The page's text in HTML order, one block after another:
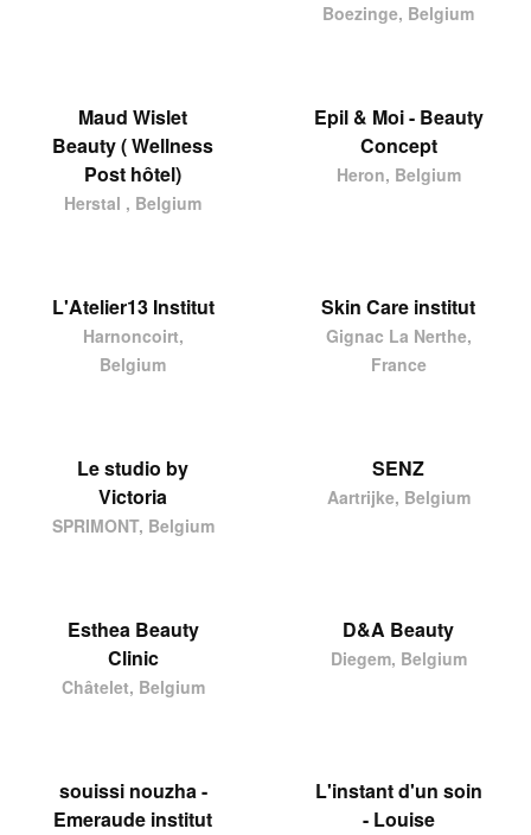
Boezinge, Belgium
Maud Wislet
Beauty ( Wellness
Post hôtel)
Herstal , Belgium
Epil & Moi - Beauty
Concept
Heron, Belgium
L'Atelier13 Institut
Harnoncoirt,
Belgium
Skin Care institut
Gignac La Nerthe,
France
Le studio by
Victoria
SPRIMONT, Belgium
SENZ
Aartrijke, Belgium
Esthea Beauty
Clinic
Châtelet, Belgium
D&A Beauty
Diegem, Belgium
souissi nouzha -
Emeraude institut
L'instant d'un soin
- Louise